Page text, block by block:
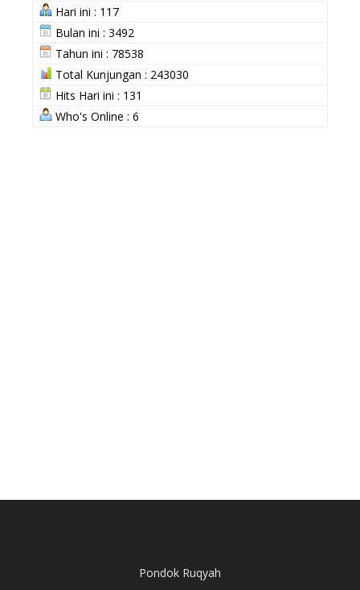
Hari ini : 117
Bulan ini : 3492
Tahun ini : 78538
Total Kunjungan : 243030
Hits Hari ini : 131
Who's Online : 6
Pondok Ruqyah